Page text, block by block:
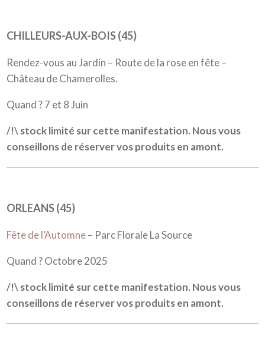
CHILLEURS-AUX-BOIS (45)
Rendez-vous au Jardin – Route de la rose en fête –
Château de Chamerolles.
Quand ? 7 et 8 Juin
/!\ stock limité sur cette manifestation. Nous vous
conseillons de réserver vos produits en amont.
ORLEANS (45)
Fête de l’Automne– Parc Florale La Source
Quand ? Octobre 2025
/!\ stock limité sur cette manifestation. Nous vous
conseillons de réserver vos produits en amont.